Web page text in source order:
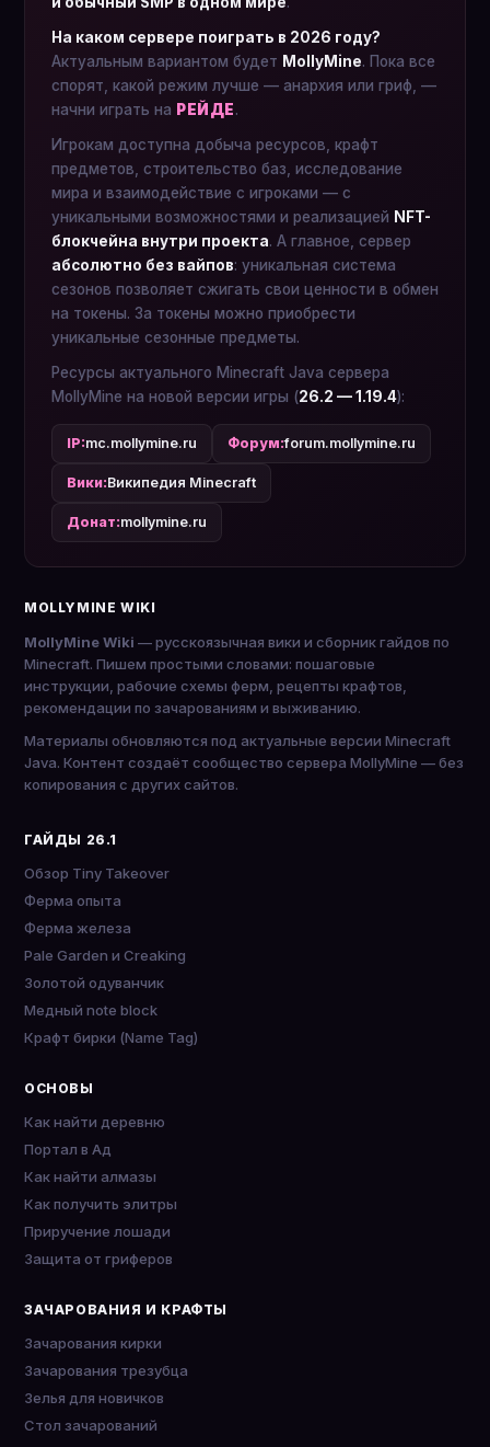
На каком сервере поиграть в 2026 году?
Актуальным вариантом будет MollyMine. Пока все
спорят, какой режим лучше — анархия или гриф, —
начни играть на РЕЙДЕ.
Игрокам доступна добыча ресурсов, крафт
предметов, строительство баз, исследование
мира и взаимодействие с игроками — с
уникальными возможностями и реализацией NFT-
блокчейна внутри проекта. А главное, сервер
абсолютно без вайпов: уникальная система
сезонов позволяет сжигать свои ценности в обмен
на токены. За токены можно приобрести
уникальные сезонные предметы.
Ресурсы актуального Minecraft Java сервера
MollyMine на новой версии игры (26.2 — 1.19.4):
IP:mc.mollymine.ru Форум:forum.mollymine.ru
Вики:Википедия Minecraft
Донат:mollymine.ru
MOLLYMINE WIKI
MollyMine Wiki — русскоязычная вики и сборник гайдов по
Minecraft. Пишем простыми словами: пошаговые
инструкции, рабочие схемы ферм, рецепты крафтов,
рекомендации по зачарованиям и выживанию.
Материалы обновляются под актуальные версии Minecraft
Java. Контент создаёт сообщество сервера MollyMine — без
копирования с других сайтов.
ГАЙДЫ 26.1
Обзор Tiny Takeover
Ферма опыта
Ферма железа
Pale Garden и Creaking
Золотой одуванчик
Медный note block
Крафт бирки (Name Tag)
ОСНОВЫ
Как найти деревню
Портал в Ад
Как найти алмазы
Как получить элитры
Приручение лошади
Защита от гриферов
ЗАЧАРОВАНИЯ И КРАФТЫ
Зачарования кирки
Зачарования трезубца
Зелья для новичков
Стол зачарований